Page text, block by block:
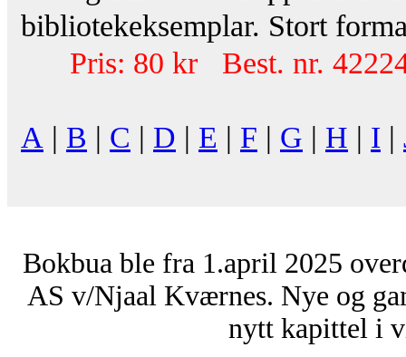
bibliotekeksemplar. Stort
Pris: 80 kr Best. nr.
A | B | C | D | E | F | G | H | I |
Bokbua ble fra 1.april 2025
AS v/Njaal Kværnes. Nye og
nytt kapittel i